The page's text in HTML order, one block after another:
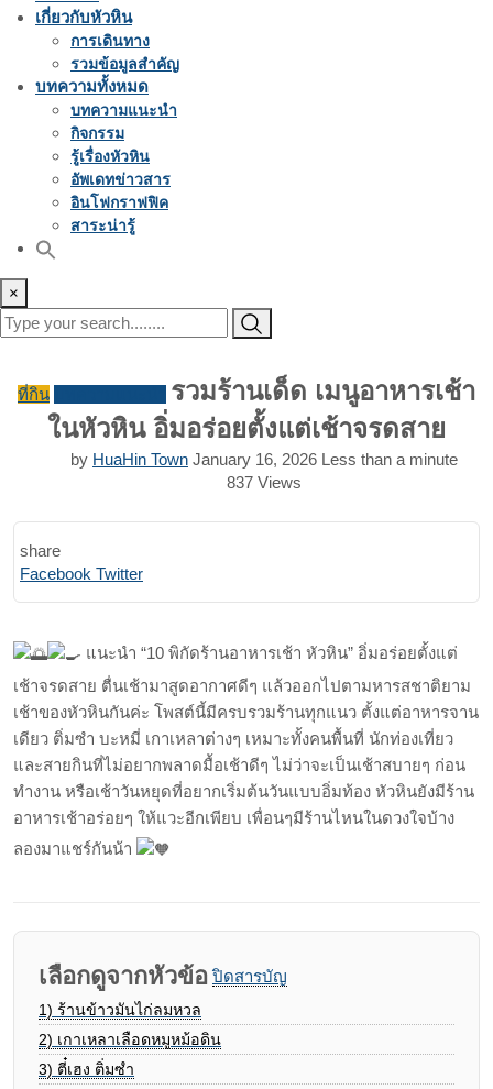
เกี่ยวกับหัวหิน
การเดินทาง
รวมข้อมูลสำคัญ
บทความทั้งหมด
บทความแนะนำ
กิจกรรม
รู้เรื่องหัวหิน
อัพเดทข่าวสาร
อินโฟกราฟฟิค
สาระน่ารู้
×
ที่กิน
รวมร้านเด็ด เมนูอาหารเช้า
ในหัวหิน อิ่มอร่อยตั้งแต่เช้าจรดสาย
by HuaHin Town January 16, 2026 Less than a minute
837 Views
share
Facebook TwitterPrint
Share
แนะนำ “10 พิกัดร้านอาหารเช้า หัวหิน” อิ่มอร่อยตั้งแต่
เช้าจรดสาย ตื่นเช้ามาสูดอากาศดีๆ แล้วออกไปตามหารสชาติยาม
เช้าของหัวหินกันค่ะ โพสต์นี้มีครบรวมร้านทุกแนว ตั้งแต่อาหารจาน
เดียว ติ่มซำ บะหมี่ เกาเหลาต่างๆ เหมาะทั้งคนพื้นที่ นักท่องเที่ยว
และสายกินที่ไม่อยากพลาดมื้อเช้าดีๆ ไม่ว่าจะเป็นเช้าสบายๆ ก่อน
ทำงาน หรือเช้าวันหยุดที่อยากเริ่มต้นวันแบบอิ่มท้อง หัวหินยังมีร้าน
อาหารเช้าอร่อยๆ ให้แวะอีกเพียบ เพื่อนๆมีร้านไหนในดวงใจบ้าง
ลองมาแชร์กันน้า
เลือกดูจากหัวข้อ ปิดสารบัญ
1) ร้านข้าวมันไก่ลมหวล
2) เกาเหลาเลือดหมูหม้อดิน
3) ตี๋เฮง ติ่มซำ